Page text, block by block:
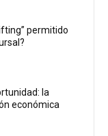
permitido
la
económica